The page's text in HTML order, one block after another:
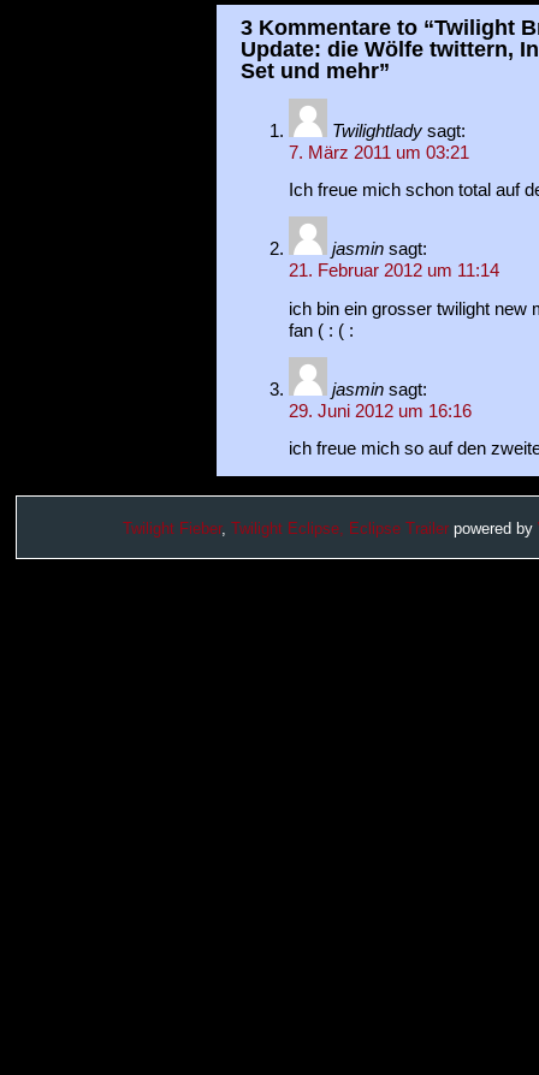
3 Kommentare to “Twilight
Update: die Wölfe twittern,
Set und mehr”
Twilightlady sagt:
7. März 2011 um 03:21
Ich freue mich schon total auf
jasmin sagt:
21. Februar 2012 um 11:14
ich bin ein grosser twilight new
fan ( : ( :
jasmin sagt:
29. Juni 2012 um 16:16
ich freue mich so auf den
Twilight Fieber, Twilight Eclipse, Eclipse Trailer powered by